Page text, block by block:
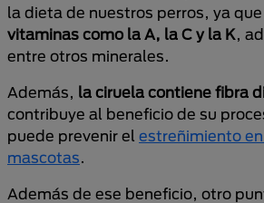
la dieta de nuestros perros, ya
vitaminas como la A, la C y la K,
entre otros minerales.
Además, la ciruela contiene fibra
contribuye al beneficio de su
puede prevenir el estreñimiento
mascotas.
Además de ese beneficio, otro